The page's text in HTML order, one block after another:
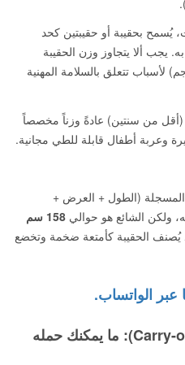
يُسمح بحقيبة أو حقيبتين كحد
ألا يتجاوز وزن الحقيبة
حداً معيناً (عادة 32 كجم) لأسباب تتعلق بالسلامة المهنية
(أقل من سنتين) عادةً وزناً مخصصاً
المسجلة (الطول + العرض +
ولكن الشائع هو حوالي 158 سم
يُصنف الحقيبة كأمتعة ضخمة وتخضع
عبر الواتساب.
الأمتعة اليدوية (Carry-on Baggage): ما يمكنك حمله